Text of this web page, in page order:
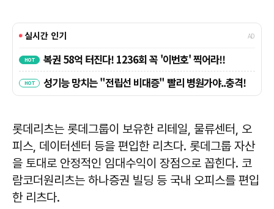
롯데리츠는 롯데그룹이 보유한 리테일, 물류센터, 오
피스, 데이터센터 등을 편입한 리츠다. 롯데그룹 자산
을 토대로 안정적인 임대수익이 장점으로 꼽힌다. 코
람코더원리츠는 하나증권 빌딩 등 국내 오피스를 편입
한 리츠다.